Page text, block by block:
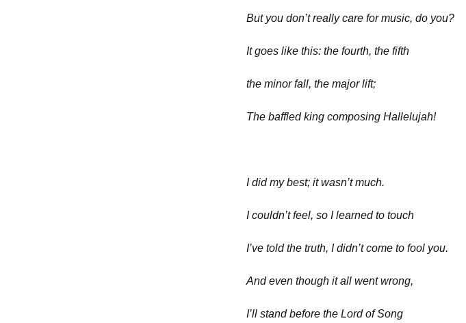
But you don’t really care for music, do you?
It goes like this: the fourth, the fifth
the minor fall, the major lift;
The baffled king composing Hallelujah!
I did my best; it wasn’t much.
I couldn’t feel, so I learned to touch
I’ve told the truth, I didn’t come to fool you.
And even though it all went wrong,
I’ll stand before the Lord of Song